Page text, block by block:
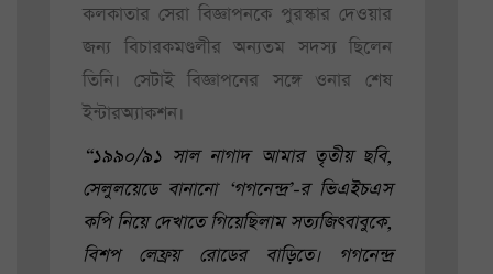
কলকাতার সেরা বিজ্ঞাপনকে পুরস্কার দেওয়ার
জন্য বিচারকমণ্ডলীর অন্যতম সদস্য ছিলেন
তিনি। সেটাই বিজ্ঞাপনের সঙ্গে ওনার শেষ
ইন্টারঅ্যাকশন।
“১৯৯০/৯১ সাল নাগাদ আমার তৃতীয় ছবি,
সেলুলয়েডে বানানো ‘গগনেন্দ্র’-র ভিএইচএস
কপি নিয়ে দেখাতে গিয়েছিলাম সত্যজিৎবাবুকে,
বিশপ লেফ্রয় রোডের বাড়িতে। গগনেন্দ্র